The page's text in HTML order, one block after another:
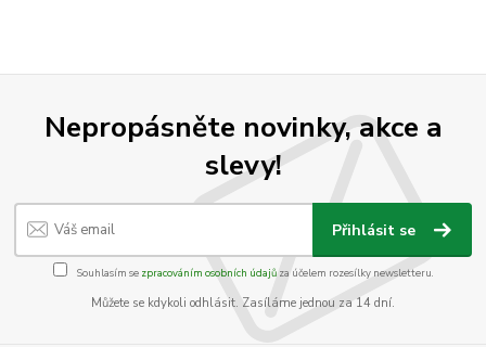
Nepropásněte novinky, akce a
slevy!
Přihlásit se
Souhlasím se zpracováním osobních údajůza účelem rozesílky newsletteru.
Můžete se kdykoli odhlásit. Zasíláme jednou za 14 dní.